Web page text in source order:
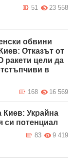
23 558
51
обвини
Отказът от
ракети цели да
в
16 569
168
Украйна
си потенциал
9 419
83